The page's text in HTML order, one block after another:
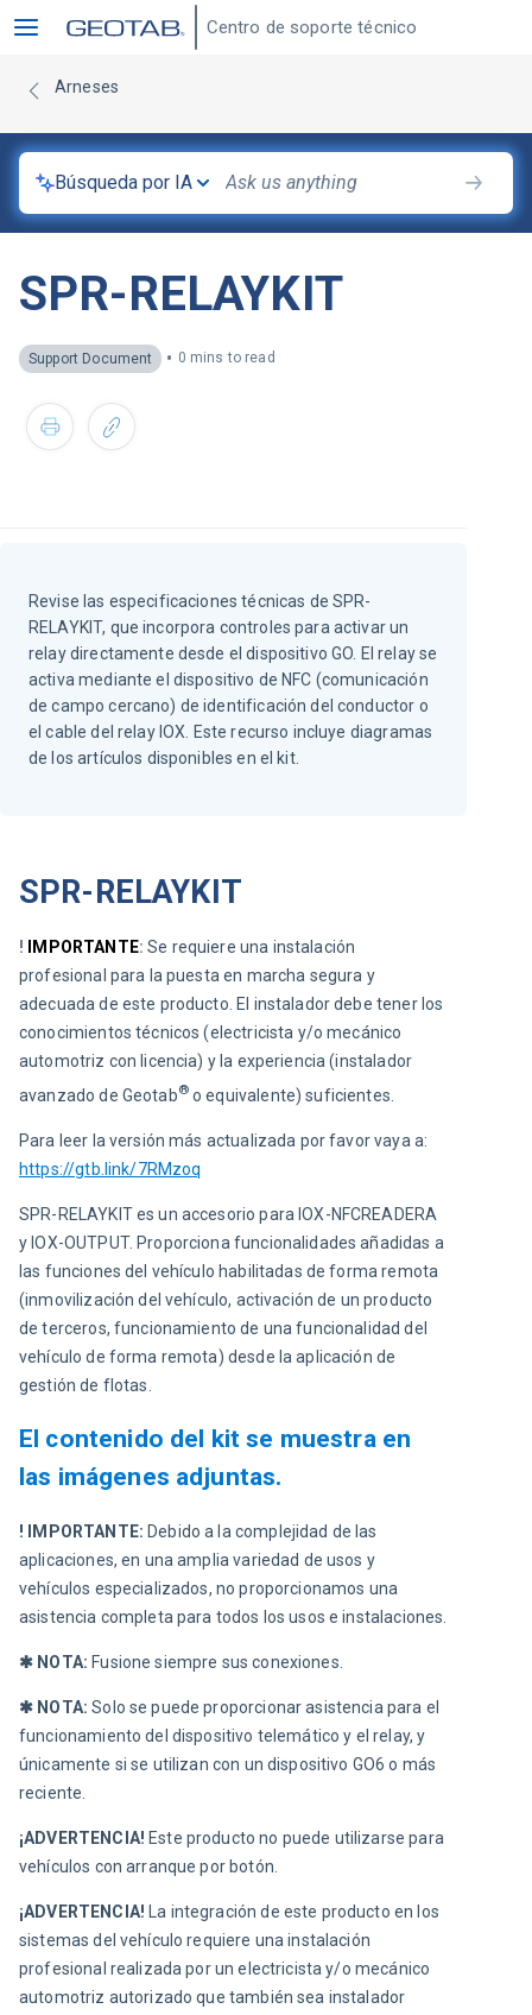
Centro de soporte técnico
Arneses
Búsqueda por IA
SPR-RELAYKIT
Support Document • 0 mins to read
Revise las especificaciones técnicas de SPR-
RELAYKIT, que incorpora controles para activar un
relay directamente desde el dispositivo GO. El relay se
activa mediante el dispositivo de NFC (comunicación
de campo cercano) de identificación del conductor o
el cable del relay IOX. Este recurso incluye diagramas
de los artículos disponibles en el kit.
SPR-RELAYKIT
! IMPORTANTE: Se requiere una instalación
profesional para la puesta en marcha segura y
adecuada de este producto. El instalador debe tener los
conocimientos técnicos (electricista y/o mecánico
automotriz con licencia) y la experiencia (instalador
avanzado de Geotab® o equivalente) suficientes.
Para leer la versión más actualizada por favor vaya a:
https://gtb.link/7RMzoq
SPR-RELAYKIT es un accesorio para IOX-NFCREADERA
y IOX-OUTPUT. Proporciona funcionalidades añadidas a
las funciones del vehículo habilitadas de forma remota
(inmovilización del vehículo, activación de un producto
de terceros, funcionamiento de una funcionalidad del
vehículo de forma remota) desde la aplicación de
gestión de flotas.
El contenido del kit se muestra en
las imágenes adjuntas.
! IMPORTANTE: Debido a la complejidad de las
aplicaciones, en una amplia variedad de usos y
vehículos especializados, no proporcionamos una
asistencia completa para todos los usos e instalaciones.
✱ NOTA: Fusione siempre sus conexiones.
✱ NOTA: Solo se puede proporcionar asistencia para el
funcionamiento del dispositivo telemático y el relay, y
únicamente si se utilizan con un dispositivo GO6 o más
reciente.
¡ADVERTENCIA! Este producto no puede utilizarse para
vehículos con arranque por botón.
¡ADVERTENCIA!
La integración de este producto en los
sistemas del vehículo requiere una instalación
profesional realizada por un electricista y/o mecánico
automotriz autorizado que también sea instalador